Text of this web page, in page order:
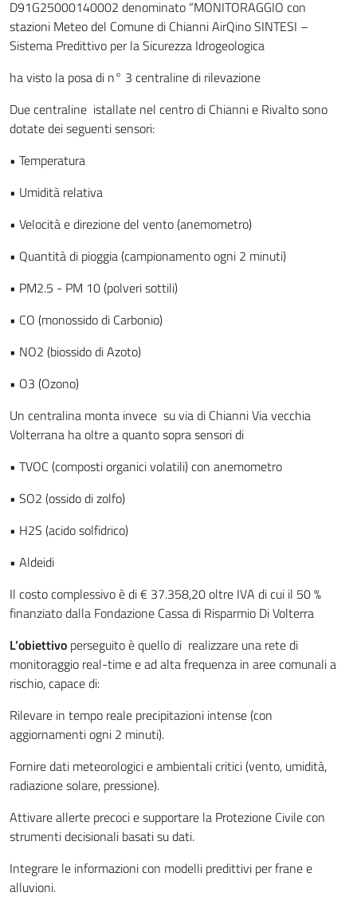
D91G25000140002 denominato “MONITORAGGIO con
stazioni Meteo del Comune di Chianni AirQino SINTESI –
Sistema Predittivo per la Sicurezza Idrogeologica
ha visto la posa di n° 3 centraline di rilevazione
Due centraline istallate nel centro di Chianni e Rivalto sono
dotate dei seguenti sensori:
• Temperatura
• Umidità relativa
• Velocità e direzione del vento (anemometro)
• Quantità di pioggia (campionamento ogni 2 minuti)
• PM2.5 - PM 10 (polveri sottili)
• CO (monossido di Carbonio)
• NO2 (biossido di Azoto)
• O3 (Ozono)
Un centralina monta invece su via di Chianni Via vecchia
Volterrana ha oltre a quanto sopra sensori di
• TVOC (composti organici volatili) con anemometro
• SO2 (ossido di zolfo)
• H2S (acido solfidrico)
• Aldeidi
Il costo complessivo è di € 37.358,20oltre IVA di cui il 50 %
finanziato dalla Fondazione Cassa di Risparmio Di Volterra
L’obiettivo perseguito è quello di realizzare una rete di
monitoraggio real-time e ad alta frequenza in aree comunali a
rischio, capace di:
Rilevare in tempo reale precipitazioni intense (con
aggiornamenti ogni 2 minuti).
Fornire dati meteorologici e ambientali critici (vento, umidità,
radiazione solare, pressione).
Attivare allerte precoci e supportare la Protezione Civile con
strumenti decisionali basati su dati.
Integrare le informazioni con modelli predittivi per frane e
alluvioni.